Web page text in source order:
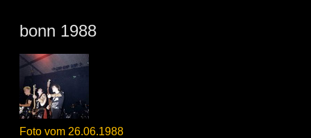
bonn 1988
Foto vom 26.06.1988